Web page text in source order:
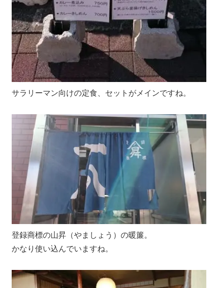
サラリーマン向けの定食、セットがメインですね。
登録商標の山昇（やましょう）の暖簾。
かなり使い込んでいますね。